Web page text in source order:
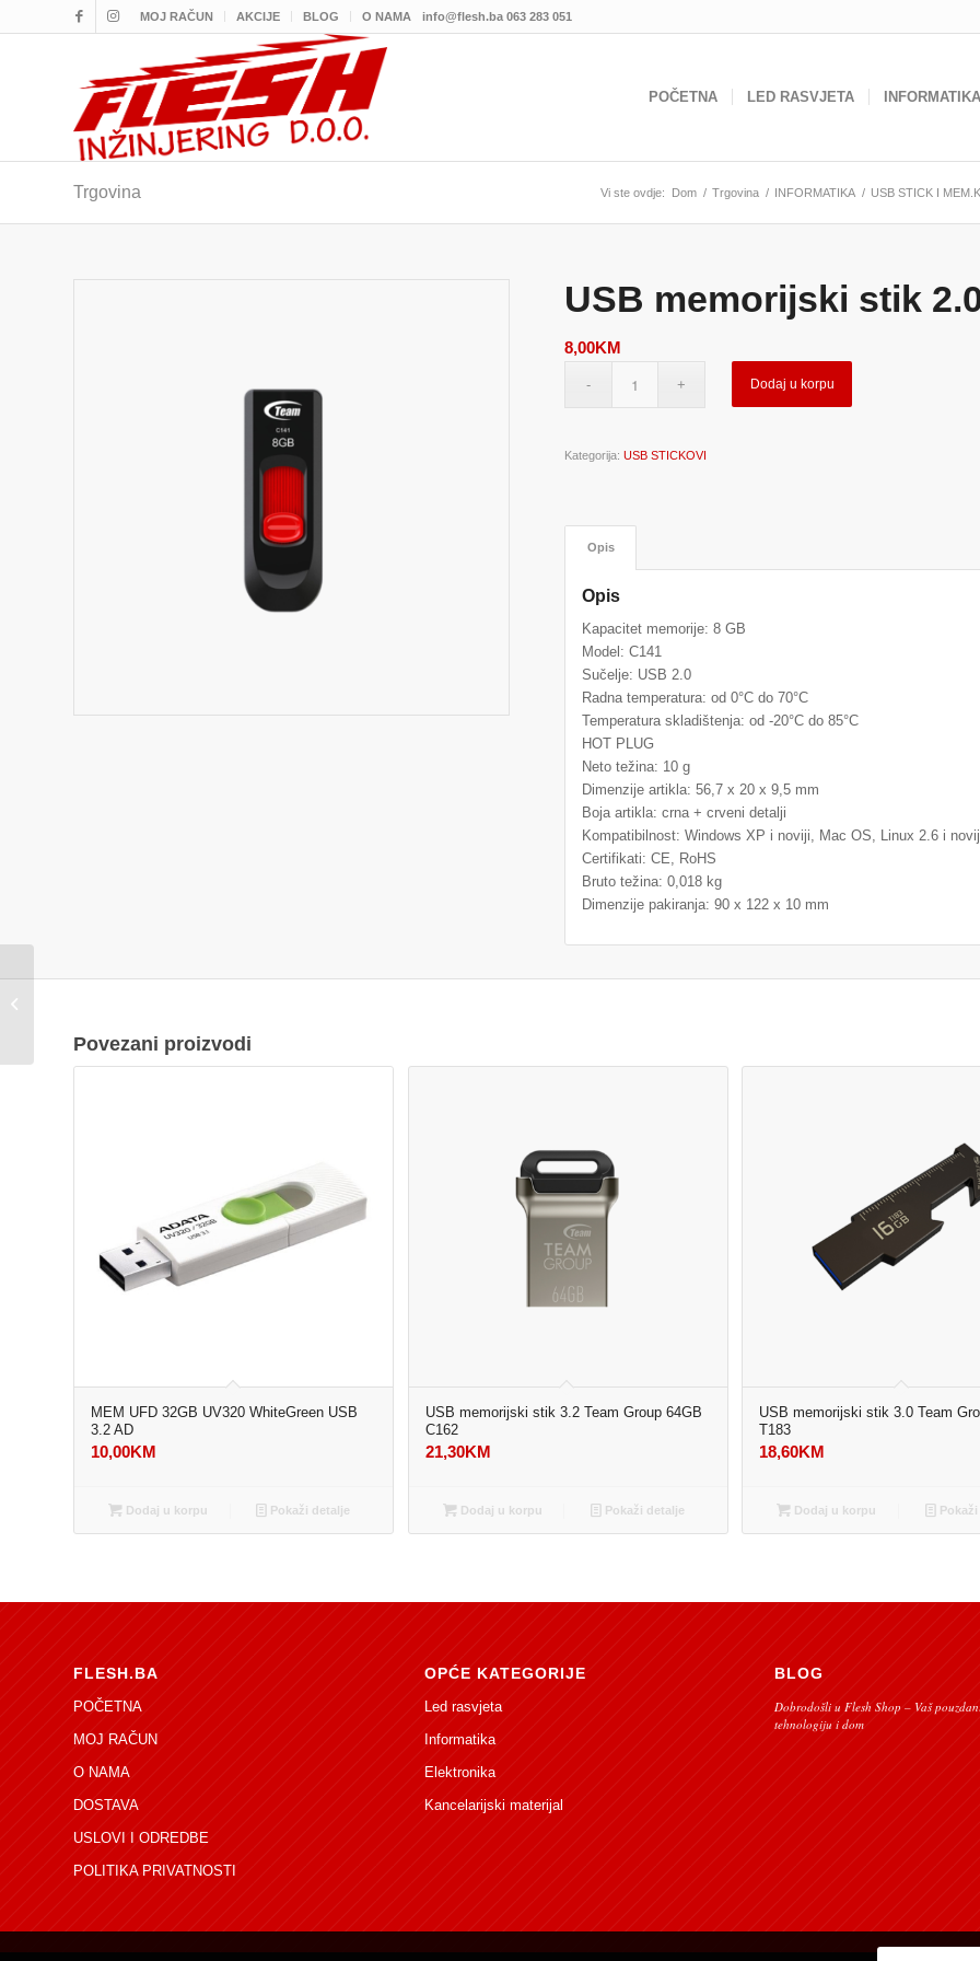
MOJ RAČUN AKCIJE BLOG O NAMA info@flesh.ba 063 283 051
POČETNA LED RASVJETA INFORMATIKA
Trgovina Vi ste ovdje: Dom / Trgovina / INFORMATIKA / USB STICK I
USB memorijski stik
8,00KM
Dodaj u korpu
Kategorija:USB STICKOVI
Opis
Opis
Kapacitet memorije: 8 GB
Model: C141
Sučelje: USB 2.0
Radna temperatura: od 0°C do 70°C
Temperatura skladištenja: od -20°C do 85°C
HOT PLUG
Neto težina: 10 g
Dimenzije artikla: 56,7 x 20 x 9,5 mm
Boja artikla: crna + crveni detalji
Kompatibilnost: Windows XP i noviji, Mac OS, Linux 2.6 i
Certifikati: CE, RoHS
Bruto težina: 0,018 kg
Dimenzije pakiranja: 90 x 122 x 10 mm
Povezani proizvodi
MEM UFD 32GB UV320 WhiteGreen USB
3.2 AD
10,00KM
Dodaj u korpu Pokaži detalje
USB memorijski stik 3.2 Team Group 64GB
C162
21,30KM
Dodaj u korpu Pokaži detalje
USB memorijski stik 3.0 Team
T183
18,60KM
Dodaj u korpu
FLESH.BA
POČETNA
MOJ RAČUN
O NAMA
DOSTAVA
USLOVI I ODREDBE
POLITIKA PRIVATNOSTI
OPĆE KATEGORIJE
Led rasvjeta
Informatika
Elektronika
Kancelarijski materijal
BLOG
Dobrodošli u Flesh Shop – Vaš
tehnologiju i dom
USB memorijski stik